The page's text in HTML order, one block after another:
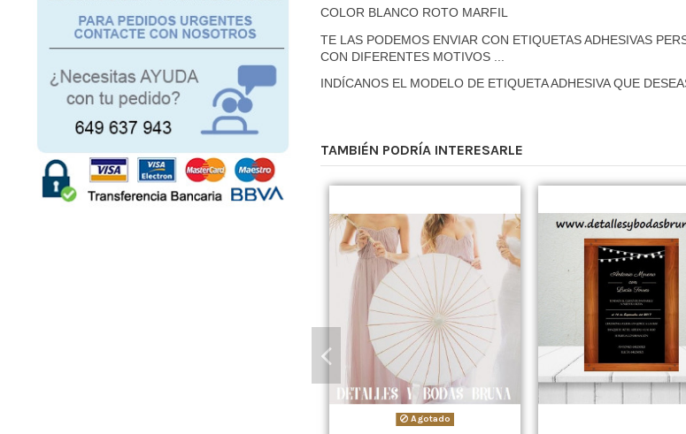
COLOR BLANCO ROTO MARFIL
TE LAS PODEMOS ENVIAR CON ETIQUETAS ADHESIVAS
CON DIFERENTES MOTIVOS ...
INDÍCANOS EL MODELO DE ETIQUETA ADHESIVA QUE
TAMBIÉN PODRÍA INTERESARLE
Agotado